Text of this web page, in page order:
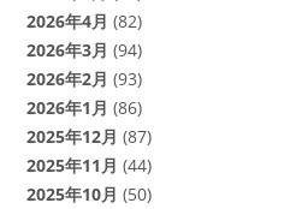
2026年4月 (82)
2026年3月 (94)
2026年2月 (93)
2026年1月 (86)
2025年12月 (87)
2025年11月 (44)
2025年10月 (50)